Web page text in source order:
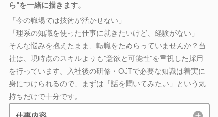
ら"を一緒に描きます。
「今の職場では技術が活かせない」
「理系の知識を使った仕事に就きたいけど、経験がない」
そんな悩みを抱えたまま、転職をためらっていませんか？当
社は、現時点のスキルよりも"意欲と可能性"を重視した採用
を行っています。入社後の研修・OJTで必要な知識は着実に
身につけられるので、まずは「話を聞いてみたい」という気
持ちだけで十分です。